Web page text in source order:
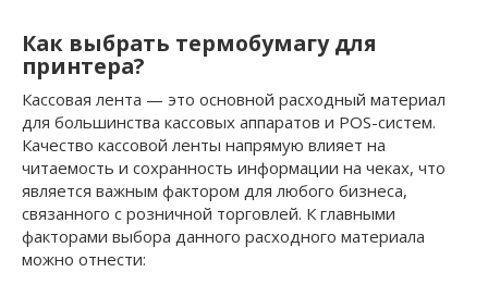
Как выбрать термобумагу для
принтера?
Кассовая лента — это основной расходный материал
для большинства кассовых аппаратов и POS-систем.
Качество кассовой ленты напрямую влияет на
читаемость и сохранность информации на чеках, что
является важным фактором для любого бизнеса,
связанного с розничной торговлей. К главными
факторами выбора данного расходного материала
можно отнести: